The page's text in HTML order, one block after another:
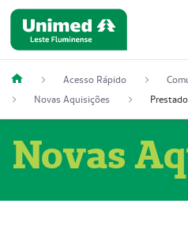
Acesso Rápido
Novas Aquisições
Novas